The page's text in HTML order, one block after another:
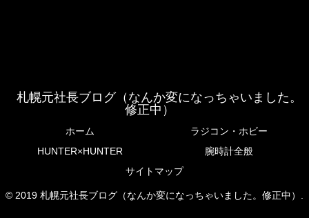
札幌元社長ブログ（なんか変になっちゃいました。
修正中）
ホーム
ラジコン・ホビー
HUNTER×HUNTER
腕時計全般
サイトマップ
© 2019 札幌元社長ブログ（なんか変になっちゃいました。修正中）.